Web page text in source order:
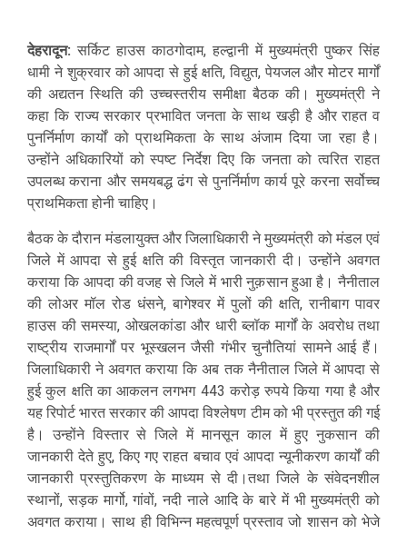
देहरादून: सर्किट हाउस काठगोदाम, हल्द्वानी में मुख्यमंत्री पुष्कर सिंह
धामी ने शुक्रवार को आपदा से हुई क्षति, विद्युत, पेयजल और मोटर मार्गों
की अद्यतन स्थिति की उच्चस्तरीय समीक्षा बैठक की। मुख्यमंत्री ने
कहा कि राज्य सरकार प्रभावित जनता के साथ खड़ी है और राहत व
पुनर्निर्माण कार्यों को प्राथमिकता के साथ अंजाम दिया जा रहा है।
उन्होंने अधिकारियों को स्पष्ट निर्देश दिए कि जनता को त्वरित राहत
उपलब्ध कराना और समयबद्ध ढंग से पुनर्निर्माण कार्य पूरे करना सर्वोच्च
प्राथमिकता होनी चाहिए।
बैठक के दौरान मंडलायुक्त और जिलाधिकारी ने मुख्यमंत्री को मंडल एवं
जिले में आपदा से हुई क्षति की विस्तृत जानकारी दी। उन्होंने अवगत
कराया कि आपदा की वजह से जिले में भारी नुक़सान हुआ है। नैनीताल
की लोअर मॉल रोड धंसने, बागेश्वर में पुलों की क्षति, रानीबाग पावर
हाउस की समस्या, ओखलकांडा और धारी ब्लॉक मार्गों के अवरोध तथा
राष्ट्रीय राजमार्गों पर भूस्खलन जैसी गंभीर चुनौतियां सामने आई हैं।
जिलाधिकारी ने अवगत कराया कि अब तक नैनीताल जिले में आपदा से
हुई कुल क्षति का आकलन लगभग 443 करोड़ रुपये किया गया है और
यह रिपोर्ट भारत सरकार की आपदा विश्लेषण टीम को भी प्रस्तुत की गई
है। उन्होंने विस्तार से जिले में मानसून काल में हुए नुकसान की
जानकारी देते हुए, किए गए राहत बचाव एवं आपदा न्यूनीकरण कार्यों की
जानकारी प्रस्तुतिकरण के माध्यम से दी।तथा जिले के संवेदनशील
स्थानों, सड़क मार्गो, गांवों, नदी नाले आदि के बारे में भी मुख्यमंत्री को
अवगत कराया। साथ ही विभिन्न महत्वपूर्ण प्रस्ताव जो शासन को भेजे